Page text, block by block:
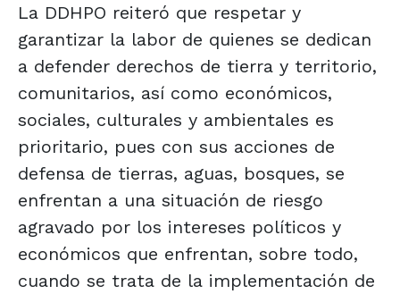
La DDHPO reiteró que respetar y
garantizar la labor de quienes se dedican
a defender derechos de tierra y territorio,
comunitarios, así como económicos,
sociales, culturales y ambientales es
prioritario, pues con sus acciones de
defensa de tierras, aguas, bosques, se
enfrentan a una situación de riesgo
agravado por los intereses políticos y
económicos que enfrentan, sobre todo,
cuando se trata de la implementación de